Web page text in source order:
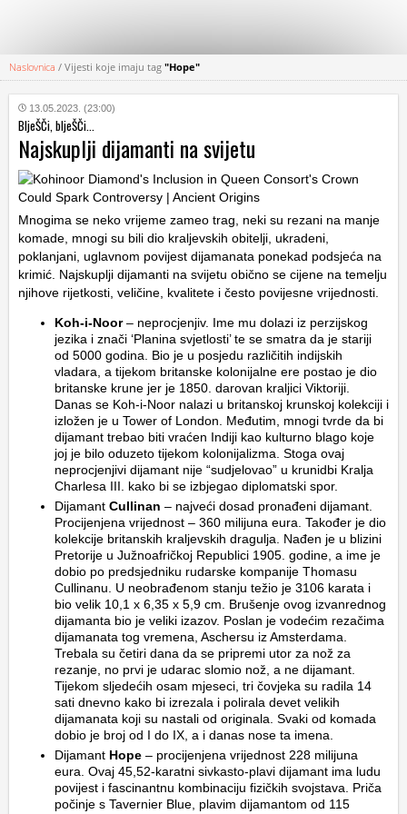
KATEGORIJE
HRVATSKI
WEB
Naslovnica / Vijesti koje imaju tag "Hope"
13.05.2023. (23:00)
BljeŠČi, bljeŠČi...
Najskuplji dijamanti na svijetu
Mnogima se neko vrijeme zameo trag, neki su rezani na manje
komade, mnogi su bili dio kraljevskih obitelji, ukradeni,
poklanjani, uglavnom povijest dijamanata ponekad podsjeća na
krimić. Najskuplji dijamanti na svijetu obično se cijene na temelju
njihove rijetkosti, veličine, kvalitete i često povijesne vrijednosti.
Koh-i-Noor– neprocjenjiv. Ime mu dolazi iz perzijskog
jezika i znači ‘Planina svjetlosti’ te se smatra da je stariji
od 5000 godina. Bio je u posjedu različitih indijskih
vladara, a tijekom britanske kolonijalne ere postao je dio
britanske krune jer je 1850. darovan kraljici Viktoriji.
Danas se Koh-i-Noor nalazi u britanskoj krunskoj kolekciji i
izložen je u Tower of London. Međutim, mnogi tvrde da bi
dijamant trebao biti vraćen Indiji kao kulturno blago koje
joj je bilo oduzeto tijekom kolonijalizma. Stoga ovaj
neprocjenjivi dijamant nije “sudjelovao” u krunidbi Kralja
Charlesa III. kako bi se izbjegao diplomatski spor.
Dijamant Cullinan – najveći dosad pronađeni dijamant.
Procijenjena vrijednost – 360 milijuna eura. Također je dio
kolekcije britanskih kraljevskih dragulja. Nađen je u blizini
Pretorije u Južnoafričkoj Republici 1905. godine, a ime je
dobio po predsjedniku rudarske kompanije Thomasu
Cullinanu. U neobrađenom stanju težio je 3106 karata i
bio velik 10,1 x 6,35 x 5,9 cm. Brušenje ovog izvanrednog
dijamanta bio je veliki izazov. Poslan je vodećim rezačima
dijamanata tog vremena, Aschersu iz Amsterdama.
Trebala su četiri dana da se pripremi utor za nož za
rezanje, no prvi je udarac slomio nož, a ne dijamant.
Tijekom sljedećih osam mjeseci, tri čovjeka su radila 14
sati dnevno kako bi izrezala i polirala devet velikih
dijamanata koji su nastali od originala. Svaki od komada
dobio je broj od I do IX, a i danas nose ta imena.
Dijamant Hope – procijenjena vrijednost 228 milijuna
eura. Ovaj 45,52-karatni sivkasto-plavi dijamant ima ludu
povijest i fascinantnu kombinaciju fizičkih svojstava. Priča
počinje s Tavernier Blue, plavim dijamantom od 115